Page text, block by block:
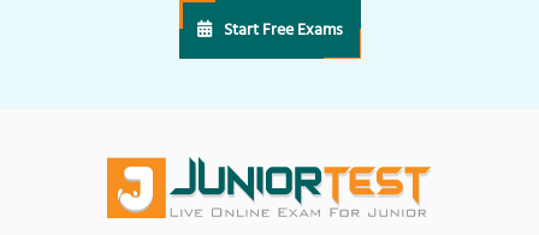
Start Free Exams